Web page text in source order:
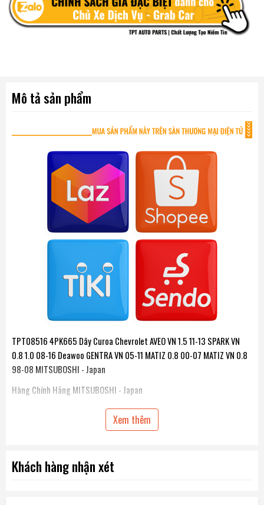
Mô tả sản phẩm
TPT08516 4PK665 Dây Curoa Chevrolet AVEO VN 1.5 11-13 SPARK VN
0.8 1.0 08-16 Deawoo GENTRA VN 05-11 MATIZ 0.8 00-07 MATIZ VN 0.8
98-08 MITSUBOSHI - Japan
Hàng Chính Hãng MITSUBOSHI - Japan
Chevrolet AVEO VN 1.5 11-13 / Spark 0.8 - 1.0 08-16
Xem thêm
Khách hàng nhận xét